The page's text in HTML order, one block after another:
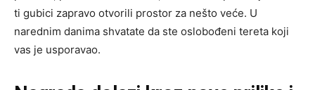
ti gubici zapravo otvorili prostor za nešto veće. U
narednim danima shvatate da ste oslobođeni tereta koji
vas je usporavao.